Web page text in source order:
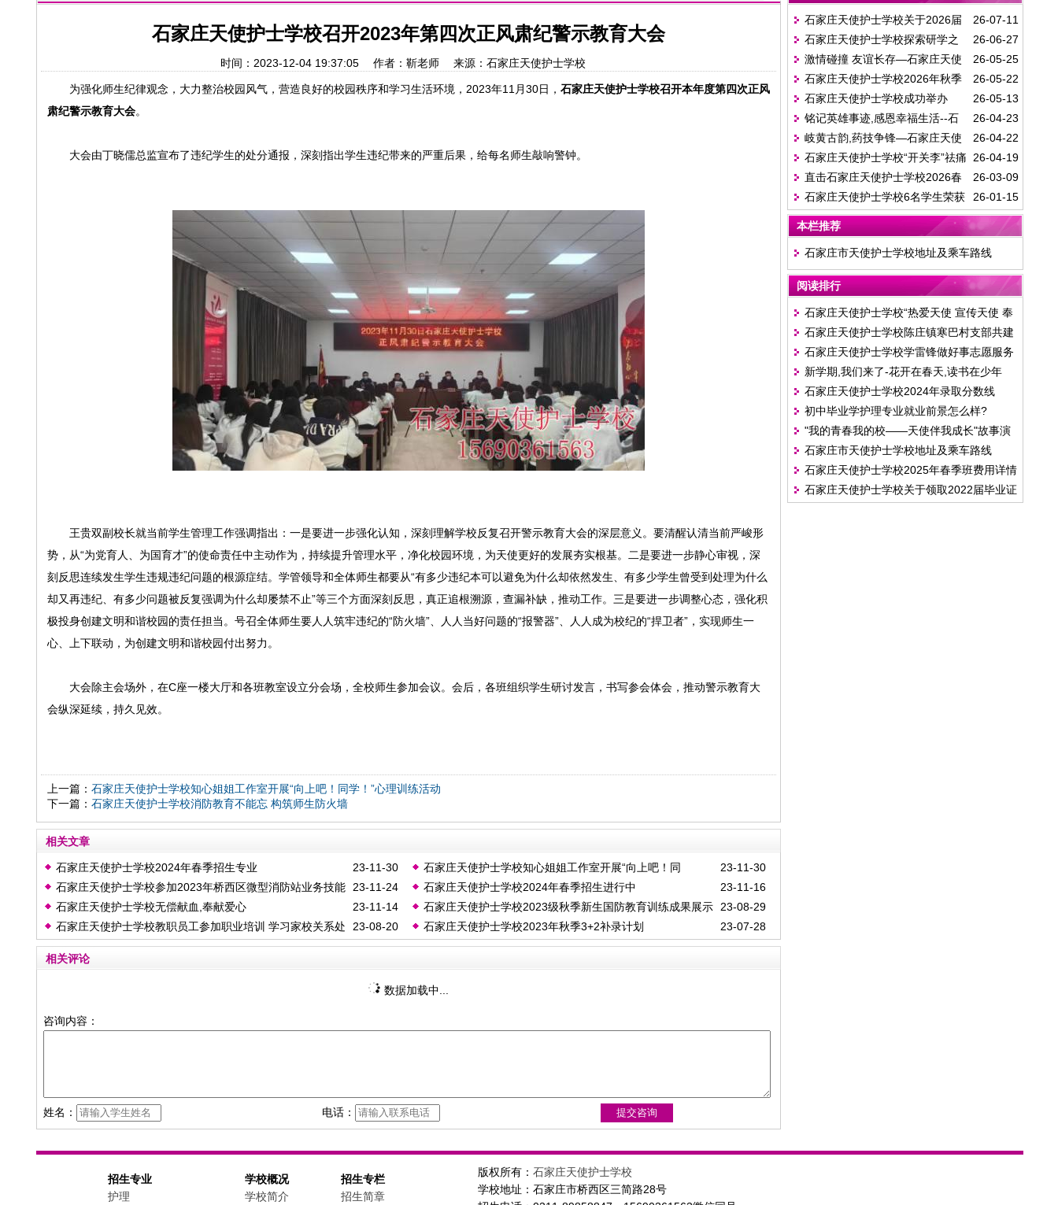
石家庄天使护士学校召开2023年第四次正风肃纪警示教育大会
时间：2023-12-04 19:37:05 作者：靳老师 来源：石家庄天使护士学校
为强化师生纪律观念，大力整治校园风气，营造良好的校园秩序和学习生活环境，2023年11月30日， 石家庄天使护士学校召开本年度第四次正风
肃纪警示教育大会。
大会由丁晓儒总监宣布了违纪学生的处分通报，深刻指出学生违纪带来的严重后果，给每名师生敲响警钟。
王贵双副校长就当前学生管理工作强调指出：一是要进一步强化认知，深刻理解学校反复召开警示教育大会的深层意义。要清醒认清当前严峻形
势，从“为党育人、为国育才”的使命责任中主动作为，持续提升管理水平，净化校园环境，为天使更好的发展夯实根基。二是要进一步静心审视，深
刻反思连续发生学生违规违纪问题的根源症结。学管领导和全体师生都要从“有多少违纪本可以避免为什么却依然发生、有多少学生曾受到处理为什么
却又再违纪、有多少问题被反复强调为什么却屡禁不止”等三个方面深刻反思，真正追根溯源，查漏补缺，推动工作。三是要进一步调整心态，强化积
极投身创建文明和谐校园的责任担当。号召全体师生要人人筑牢违纪的“防火墙”、人人当好问题的“报警器”、人人成为校纪的“捍卫者”，实现师生一
心、上下联动，为创建文明和谐校园付出努力。
大会除主会场外，在C座一楼大厅和各班教室设立分会场，全校师生参加会议。会后，各班组织学生研讨发言，书写参会体会，推动警示教育大
会纵深延续，持久见效。
上一篇： 石家庄天使护士学校知心姐姐工作室开展“向上吧！同学！”心理训练活动
下一篇： 石家庄天使护士学校消防教育不能忘 构筑师生防火墙
相关文章
23-11-30
石家庄天使护士学校2024年春季招生专业 23-11-30
石家庄天使护士学校知心姐姐工作室开展“向上吧！同
学！”心理训练活动
23-11-24
石家庄天使护士学校参加2023年桥西区微型消防站业务技能
比武竞赛
23-11-16
石家庄天使护士学校2024年春季招生进行中
23-11-14
石家庄天使护士学校无偿献血,奉献爱心 23-08-29
石家庄天使护士学校2023级秋季新生国防教育训练成果展示
暨总结表彰大会圆满落幕
23-08-20
石家庄天使护士学校教职员工参加职业培训 学习家校关系处
理策略和技巧
23-07-28
石家庄天使护士学校2023年秋季3+2补录计划
相关评论
数据加载中...
咨询内容：
姓名： 电话：
26-07-11
石家庄天使护士学校关于2026届
毕业生领取毕业证的通知
26-06-27
石家庄天使护士学校探索研学之
旅邀请函
26-05-25
激情碰撞 友谊长存—石家庄天使
护士学校与37中篮球联谊赛圆满举行26-05-22
石家庄天使护士学校2026年秋季
新生开学时间确定了
26-05-13
石家庄天使护士学校成功举办
5·12国际护士节系列活动暨职业教育活动周
启动仪式
26-04-23
铭记英雄事迹,感恩幸福生活--石
家庄天使护士学校故事演讲比赛圆满举行
26-04-22
岐黄古韵,药技争锋—石家庄天使
护士学校中药技能校赛圆满落幕
26-04-19
石家庄天使护士学校“开关李”祛痛
康复绝技特训圆满举行
26-03-09
直击石家庄天使护士学校2026春
季迎新报到现场
26-01-15
石家庄天使护士学校6名学生荣获
2024-2025学年度国家奖学金6000元
本栏推荐
石家庄市天使护士学校地址及乘车路线
阅读排行
石家庄天使护士学校“热爱天使 宣传天使 奉
献天使”学生讲解员风采大赛
石家庄天使护士学校陈庄镇寒巴村支部共建
乡村振兴广播宣传器材捐赠仪式
石家庄天使护士学校学雷锋做好事志愿服务
活动
新学期,我们来了-花开在春天,读书在少年
石家庄天使护士学校2024年录取分数线
初中毕业学护理专业就业前景怎么样?
"我的青春我的校——天使伴我成长"故事演
讲比赛
石家庄市天使护士学校地址及乘车路线
石家庄天使护士学校2025年春季班费用详情
石家庄天使护士学校关于领取2022届毕业证
招生专业
护理
学校概况
学校简介
招生专栏
招生简章
版权所有： 石家庄天使护士学校
学校地址：石家庄市桥西区三简路28号